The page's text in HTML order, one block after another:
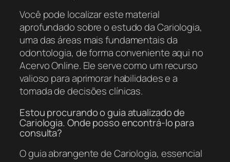
Você pode localizar este material
aprofundado sobre o estudo da Cariologia,
uma das áreas mais fundamentais da
odontologia, de forma conveniente aqui no
Acervo Online. Ele serve como um recurso
valioso para aprimorar habilidades e a
tomada de decisões clínicas.
Estou procurando o guia atualizado de
Cariologia. Onde posso encontrá-lo para
consulta?
O guia abrangente de Cariologia, essencial